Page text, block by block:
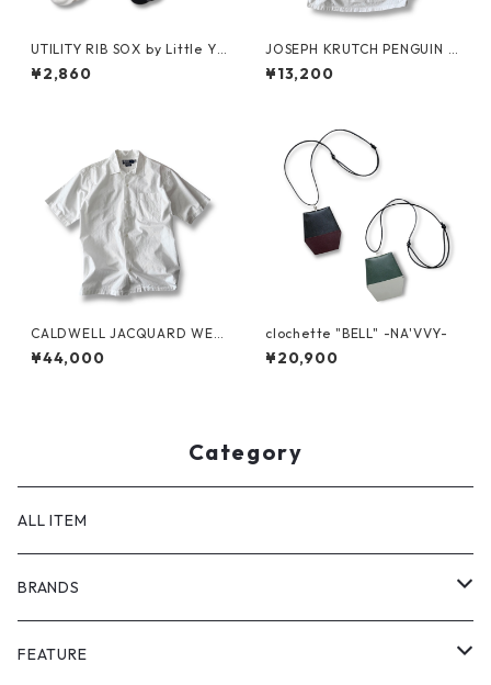
UTILITY RIB SOX by Little Ya
rmouth
¥2,860
JOSEPH KRUTCH PENGUIN T
ee by Jim Morris
¥13,200
CALDWELL JACQUARD WEA
VE S/S SHIRT by Polo Ralph
Lauren
¥44,000
clochette "BELL" -NA'VVY-
¥20,900
Category
ALL ITEM
BRANDS
GHOST ALMOSTBLACK
FEATURE